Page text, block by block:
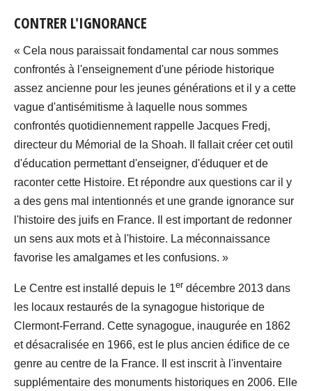
CONTRER L'IGNORANCE
« Cela nous paraissait fondamental car nous sommes
confrontés à l'enseignement d'une période historique
assez ancienne pour les jeunes générations et il y a cette
vague d'antisémitisme à laquelle nous sommes
confrontés quotidiennement rappelle Jacques Fredj,
directeur du Mémorial de la Shoah. Il fallait créer cet outil
d'éducation permettant d'enseigner, d'éduquer et de
raconter cette Histoire. Et répondre aux questions car il y
a des gens mal intentionnés et une grande ignorance sur
l'histoire des juifs en France. Il est important de redonner
un sens aux mots et à l'histoire. La méconnaissance
favorise les amalgames et les confusions. »
Le Centre est installé depuis le 1er décembre 2013 dans
les locaux restaurés de la synagogue historique de
Clermont-Ferrand. Cette synagogue, inaugurée en 1862
et désacralisée en 1966, est le plus ancien édifice de ce
genre au centre de la France. Il est inscrit à l'inventaire
supplémentaire des monuments historiques en 2006. Elle